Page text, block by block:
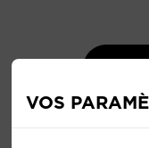
VOS